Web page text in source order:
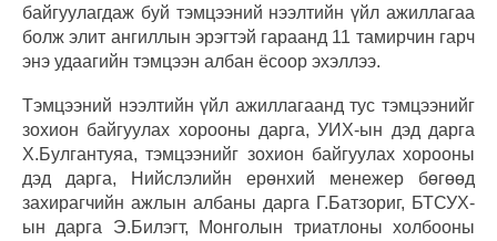
байгуулагдаж буй тэмцээний нээлтийн үйл ажиллагаа
болж элит ангиллын эрэгтэй гараанд 11 тамирчин гарч
энэ удаагийн тэмцээн албан ёсоор эхэллээ.
Тэмцээний нээлтийн үйл ажиллагаанд тус тэмцээнийг
зохион байгуулах хорооны дарга, УИХ-ын дэд дарга
Х.Булгантуяа, тэмцээнийг зохион байгуулах хорооны
дэд дарга, Нийслэлийн ерөнхий менежер бөгөөд
захирагчийн ажлын албаны дарга Г.Батзориг, БТСУХ-
ын дарга Э.Билэгт, Монголын триатлоны холбооны